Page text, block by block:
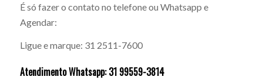
É só fazer o contato no telefone ou Whatsapp e
Agendar:
Ligue e marque: 31 2511-7600
Atendimento Whatsapp: 31 99559-3814